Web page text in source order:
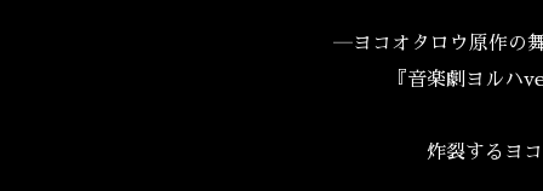
―ヨコオタロウ原作の
『音楽劇ヨルハ
炸裂するヨ